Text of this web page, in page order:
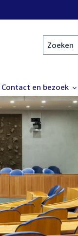
Zoeken
Contact en bezoek